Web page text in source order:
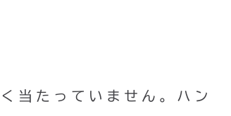
当たっていません。ハン